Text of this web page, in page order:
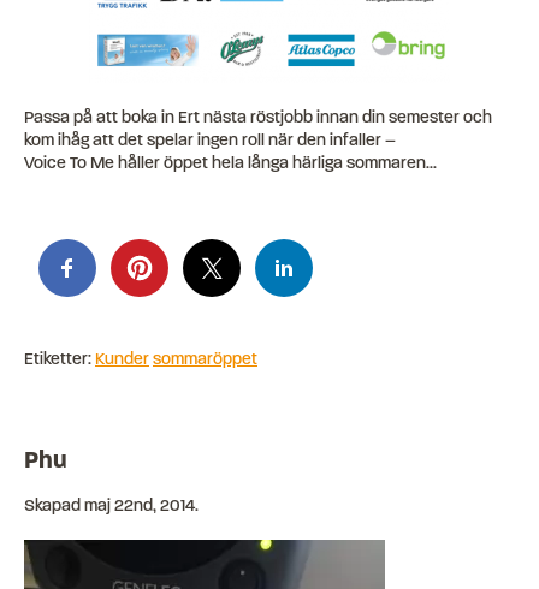
Passa på att boka in Ert nästa röstjobb innan din semester och
kom ihåg att det spelar ingen roll när den infaller –
Voice To Me håller öppet hela långa härliga sommaren…
Etiketter: Kundersommaröppet
Phu
Skapad maj 22nd, 2014.